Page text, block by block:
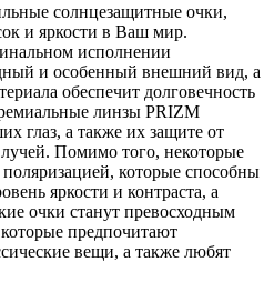
солнцезащитные очки,
и яркости в Ваш мир.
исполнении
и особенный внешний вид, а
обеспечит долговечность
линзы PRIZM
глаз, а также их защите от
Помимо того, некоторые
которые способны
яркости и контраста, а
очки станут превосходным
предпочитают
вещи, а также любят